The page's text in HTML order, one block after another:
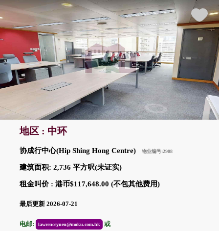
地区 : 中环
协成行中心(Hip Shing Hong Centre) 物业编号:2908
建筑面积: 2,736 平方呎(未证实)
租金叫价 : 港币$117,648.00 (不包其他费用)
最后更新 2026-07-21
电邮: lawrenceyuen@moku.com.hk 或